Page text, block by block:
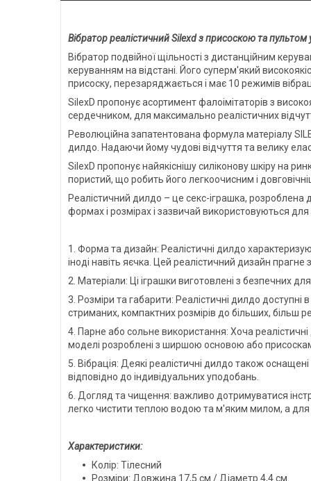
Вібратор реалістичний Silexd з присоскою та пультом
Вібратор подвійної щільності з дистанційним
керуванням на відстані. Його суперм'який
присоску, перезаряджається і має 10 режимів
SilexD пропонує асортимент фалоімітаторів з
сердечником, для максимально реалістичних
Революційна запатентована формула матеріалу
дилдо. Надаючи йому чудові відчуття та велику
SilexD пропонує найякіснішу силіконову шкіру на
пористий, що робить його легкоочисним і
Реалістичний дилдо – це секс-іграшка, розроблена
формах і розмірах і зазвичай використовуються для
1. Форма та дизайн: Реалістичні дилдо
іноді навіть яєчка. Цей реалістичний дизайн
2. Матеріали: Ці іграшки виготовлені з безпечних
3. Розміри та габарити: Реалістичні дилдо
стриманих, компактних розмірів до більших, більш
4. Парне або сольне використання: Хоча
моделі розроблені з ширшою основою або
5. Вібрація: Деякі реалістичні дилдо також
відповідно до індивідуальних уподобань.
6. Догляд та чищення: важливо дотримуватися
легко чистити теплою водою та м'яким милом, а для
Характеристики:
Колір: Тілесний
Розміри: Довжина 17,5 см / Діаметр 4,4 см.